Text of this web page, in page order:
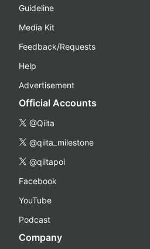
Guideline
Media Kit
Feedback/Requests
Help
Advertisement
Official Accounts
@Qiita
@qiita_milestone
@qiitapoi
Facebook
YouTube
Podcast
Company